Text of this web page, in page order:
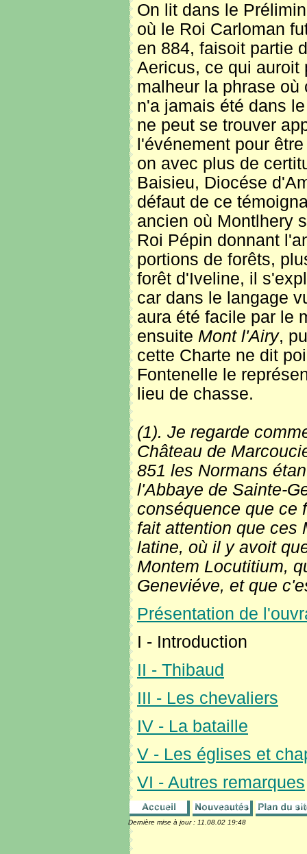
On lit dans le
où le Roi Carloman
en 884, faisoit partie
Aericus, ce qui auroit
malheur la phrase
n'a jamais été dans
ne peut se trouver
l'événement pour
on avec plus de
Baisieu, Diocése
défaut de ce
ancien où Montlhery
Roi Pépin donnant
portions de forêts,
forêt d'Iveline, il
car dans le langage
aura été facile par le
ensuite Mont l'Airy,
cette Charte ne dit
Fontenelle le
lieu de chasse.
(1). Je regarde
Château de
851 les Normans
l'Abbaye de Sainte-
conséquence que ce
fait attention que ces
latine, où il y avoit
Montem Locutitium,
Geneviéve, et que
Présentation de
I - Introduction
II - Thibaud
III - Les chevaliers
IV - La bataille
V - Les églises et
VI - Autres remarques
Dernière mise à jour : 11.08.02 19:48